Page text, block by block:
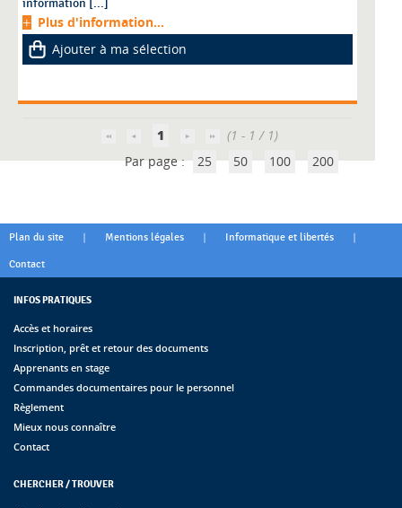
information [...]
Plus d'information...
Ajouter à ma sélection
1
(1 - 1 / 1)
Par page : 25 50 100 200
Plan du site | Mentions légales | Informatique et libertés |
Contact
INFOS PRATIQUES
Accès et horaires
Inscription, prêt et retour des documents
Apprenants en stage
Commandes documentaires pour le personnel
Règlement
Mieux nous connaître
Contact
CHERCHER / TROUVER